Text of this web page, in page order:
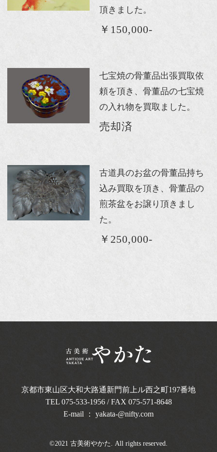
頂きました。
￥150,000-
七宝焼の骨董品出張買取依
頼を頂き、骨董品の七宝焼
の入れ物を買取ました。
売却済
古道具のお盆の骨董品持ち
込み買取を頂き、骨董品の
煎茶盆をお譲り頂きまし
た。
￥250,000-
京都市東山区大和大路通新門前上ル西之町 197番地
TEL 075-533-1956/ FAX 075-571-8648
E-mail ： yakata-@nifty.com
©2021 古美術やかた. All rights reserved.